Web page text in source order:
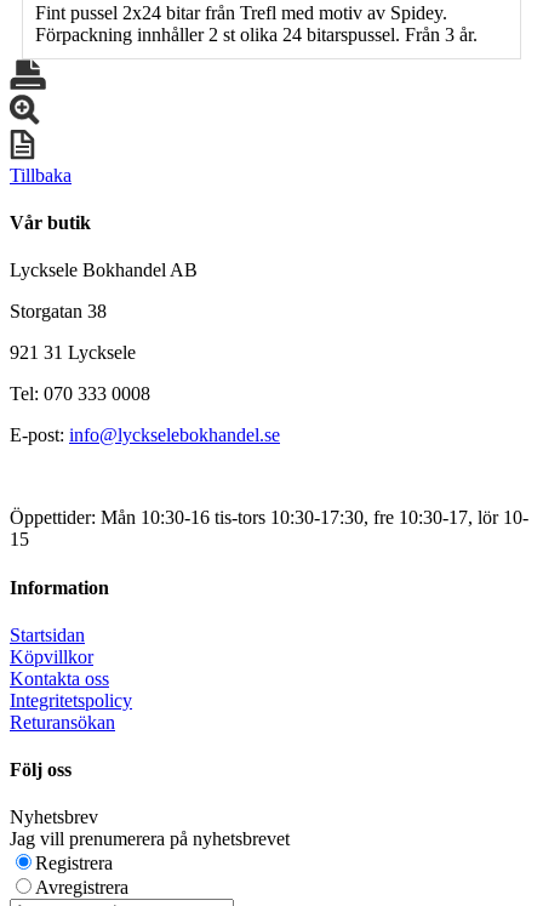
Fint pussel 2x24 bitar från Trefl med motiv av Spidey.
Förpackning innhåller 2 st olika 24 bitarspussel. Från 3 år.
Tillbaka
Vår butik
Lycksele Bokhandel AB
Storgatan 38
921 31 Lycksele
Tel: 070 333 0008
E-post: info@lyckselebokhandel.se
Öppettider: Mån 10:30-16 tis-tors 10:30-17:30, fre 10:30-17, lör 10-
15
Information
Startsidan
Köpvillkor
Kontakta oss
Integritetspolicy
Returansökan
Följ oss
Nyhetsbrev
Jag vill prenumerera på nyhetsbrevet
Registrera
Avregistrera